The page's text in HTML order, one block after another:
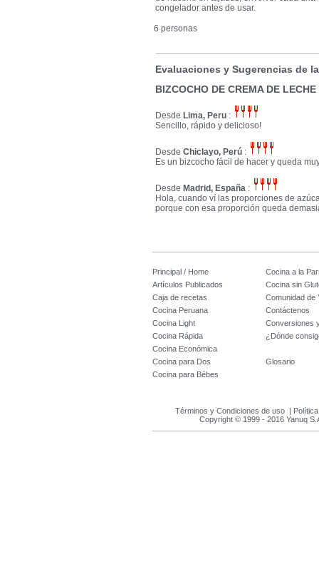
congelador antes de usar.
6 personas
Evaluaciones y Sugerencias de
BIZCOCHO DE CREMA DE LECHE
Desde Lima, Peru :
Sencillo, rápido y delicioso!
DesdeChiclayo, Perú :
Es un bizcocho fácil de hacer y queda
Desde Madrid, España :
Hola, cuando ví las proporciones de
porque con esa proporción queda
Principal / Home
Cocina a la
Artículos Publicados
Cocina sin
Caja de recetas
Comunidad de
Cocina Peruana
Contáctenos
Cocina Light
Conversiones
Cocina Rápida
¿Dónde
Cocina Económica
Cocina para Dos
Glosario
Cocina para Bébes
Términos y Condiciones de uso |
Copyright © 1999 - 2016 Yanuq